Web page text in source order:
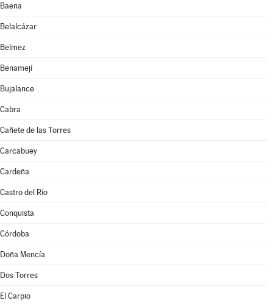
Baena
Belalcázar
Belmez
Benamejí
Bujalance
Cabra
Cañete de las Torres
Carcabuey
Cardeña
Castro del Río
Conquista
Córdoba
Doña Mencía
Dos Torres
El Carpio